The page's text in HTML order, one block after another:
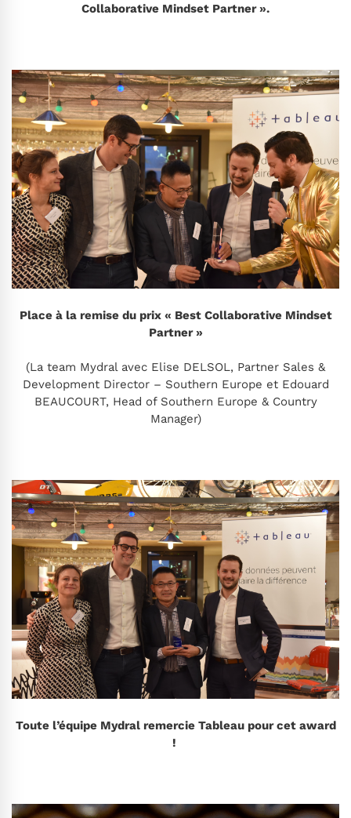
Collaborative Mindset Partner ».
Place à la remise du prix « Best Collaborative Mindset
Partner »
(La team Mydral avec Elise DELSOL, Partner Sales &
Development Director – Southern Europe et Edouard
BEAUCOURT, Head of Southern Europe & Country
Manager)
Toute l’équipe Mydral remercie Tableau pour cet award
!